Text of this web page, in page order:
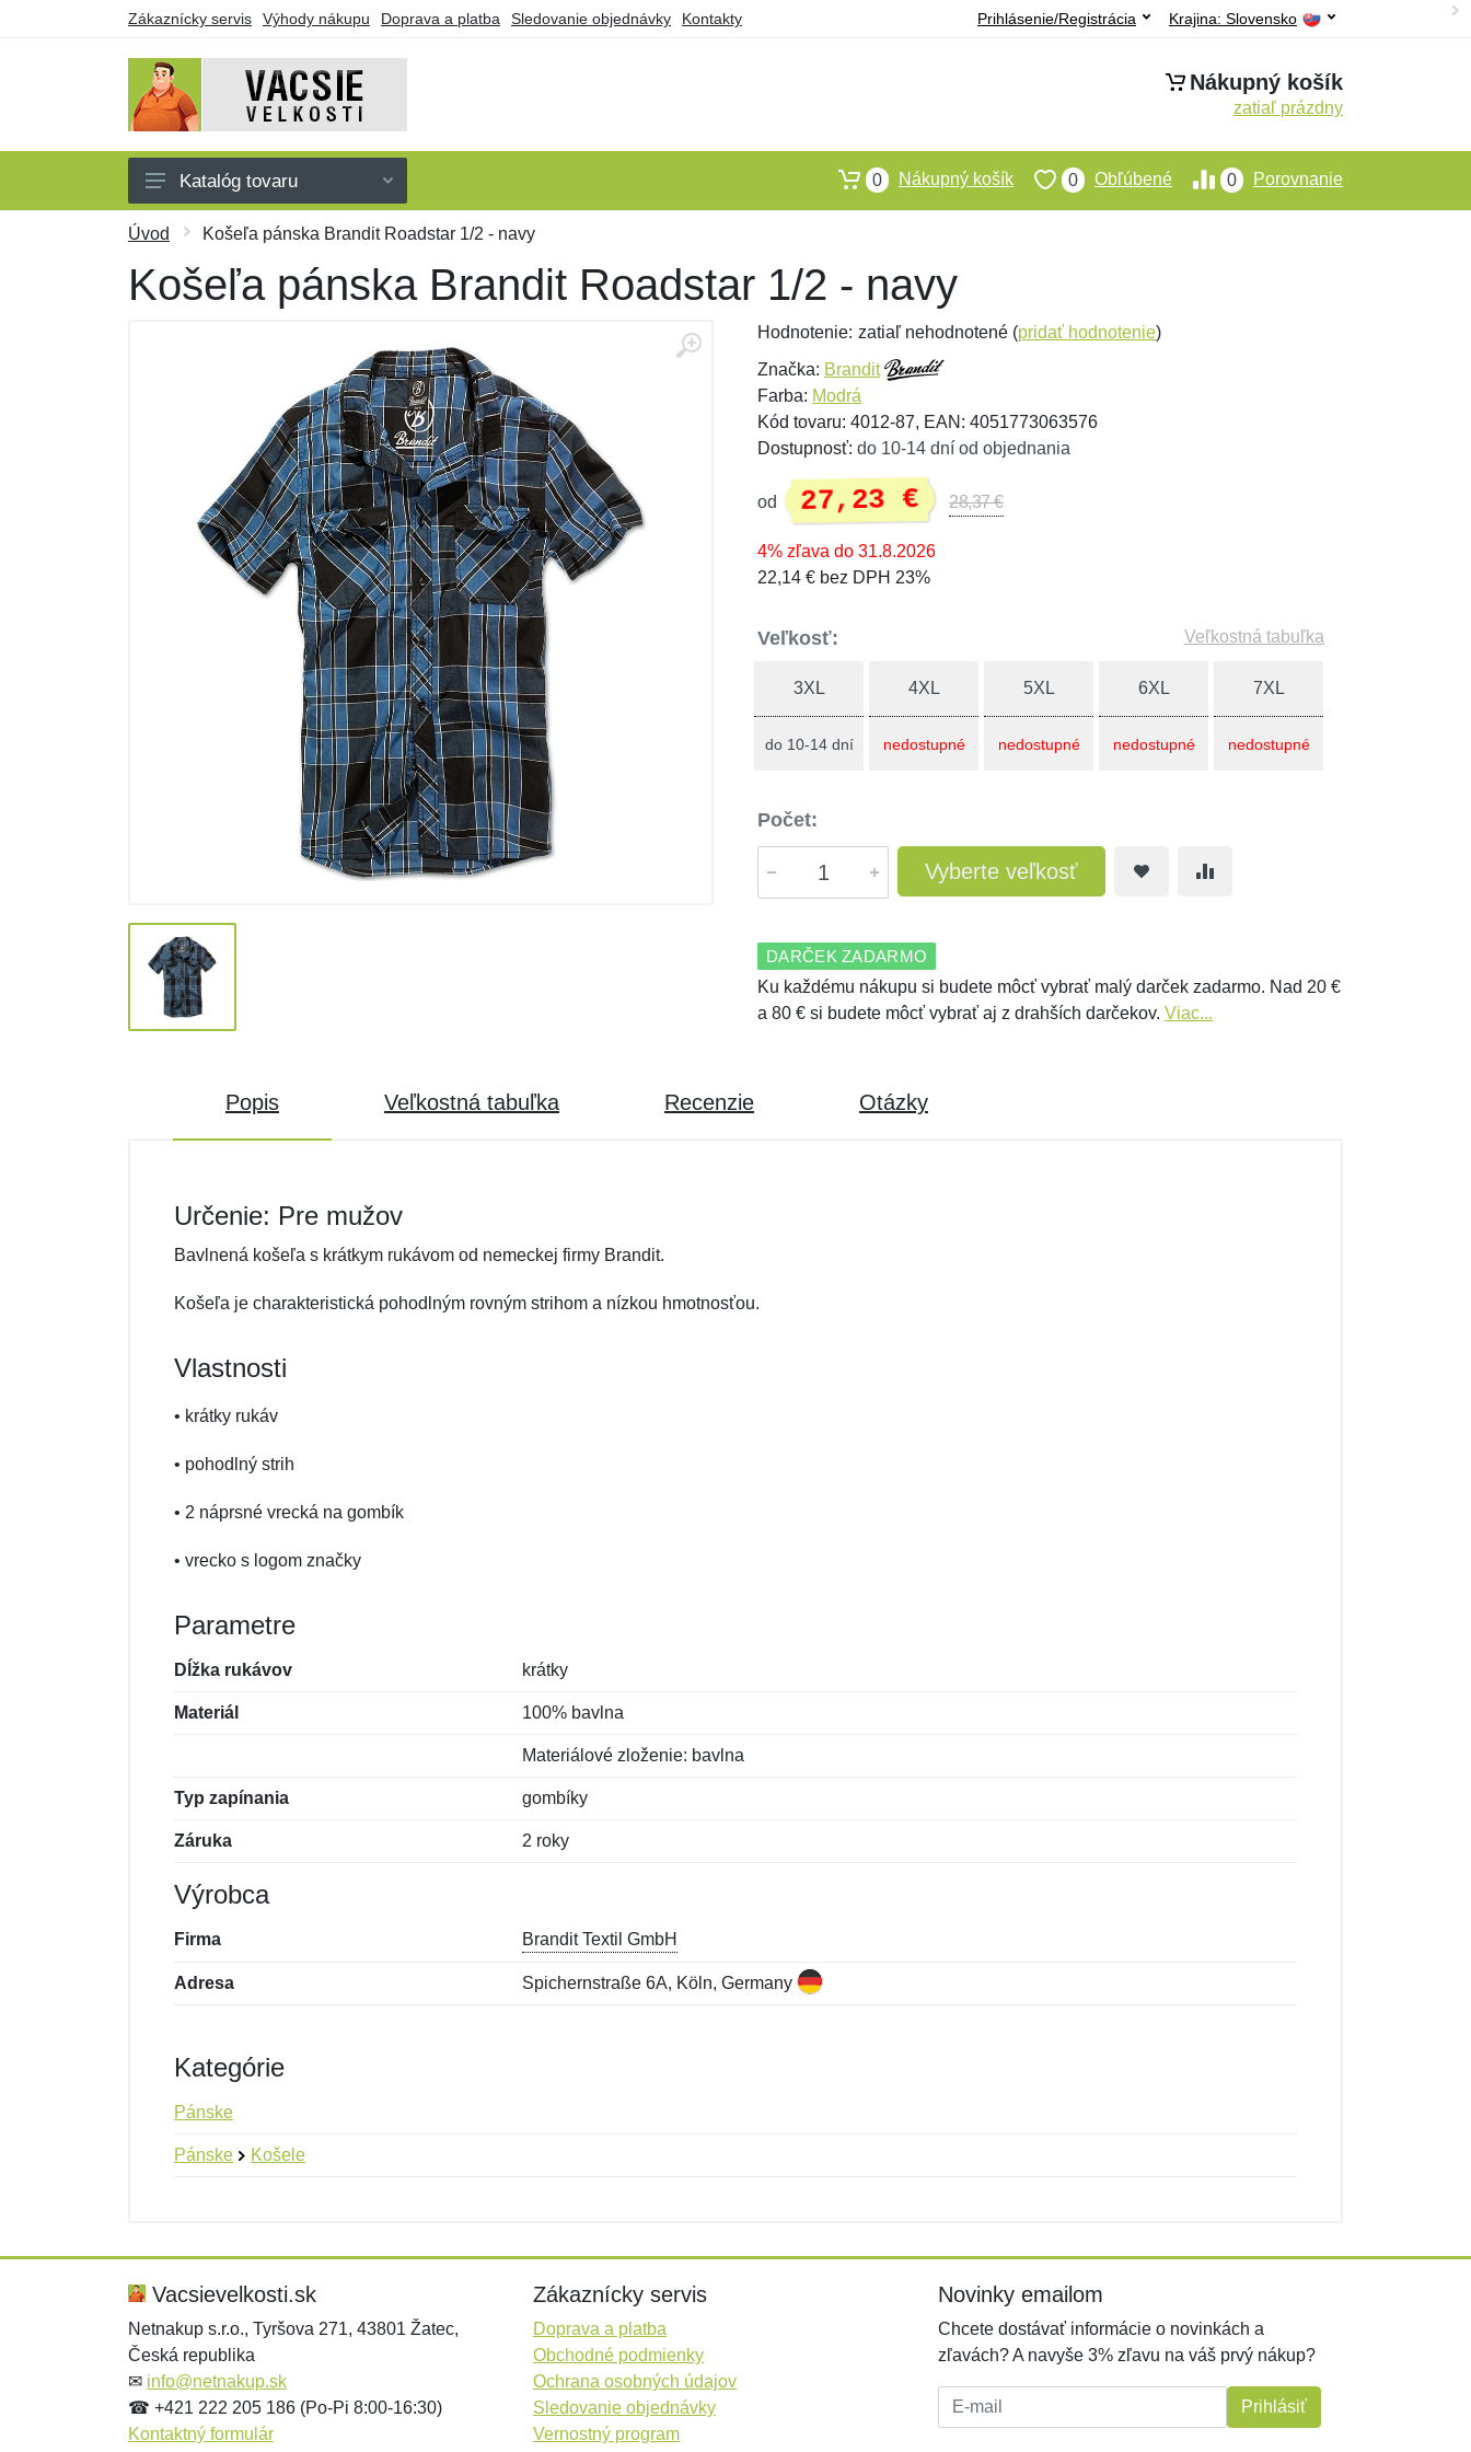
Zákaznícky servis Výhody nákupu Doprava a platba Sledovanie objednávky Kontakty Krajina: Slovensko
Prihlásenie/Registrácia
Nákupný košík
zatiaľ prázdny
Pánske
Dámske
Darčekové poukazy
Katalóg tovaru 0 Porovnanie
0 Obľúbené
0 Nákupný košík
Úvod Košeľa pánska Brandit Roadstar 1/2 - navy
Košeľa pánska Brandit Roadstar 1/2 - navy
Hodnotenie: zatiaľ nehodnotené (pridať hodnotenie)
Značka: Brandit
Farba: Modrá
Kód tovaru: 4012-87, EAN: 4051773063576
Dostupnosť: do 10-14 dní od objednania
od 27,23 € 28,37 €
4% zľava do 31.8.2026
22,14 € bez DPH 23%
Veľkosť: Veľkostná tabuľka
3XL
do 10-14 dní
4XL
nedostupné
5XL
nedostupné
6XL
nedostupné
7XL
nedostupné
Počet:
Vyberte veľkosť
DARČEK ZADARMO
Ku každému nákupu si budete môcť vybrať malý darček zadarmo. Nad 20 €
a 80 € si budete môcť vybrať aj z drahších darčekov. Viac...
Popis Veľkostná tabuľka Recenzie Otázky
Určenie: Pre mužov
Bavlnená košeľa s krátkym rukávom od nemeckej firmy Brandit.
Košeľa je charakteristická pohodlným rovným strihom a nízkou hmotnosťou.
Vlastnosti
• krátky rukáv
• pohodlný strih
• 2 náprsné vrecká na gombík
• vrecko s logom značky
Parametre
Dĺžka rukávov krátky
Materiál 100% bavlna
Materiálové zloženie: bavlna
Typ zapínania gombíky
Záruka 2 roky
Výrobca
Firma Brandit Textil GmbH
Adresa Spichernstraße 6A, Köln, Germany
Kategórie
Pánske
Pánske Košele
Správa*
Správa*
Vacsievelkosti.sk
Netnakup s.r.o., Tyršova 271, 43801 Žatec,
Česká republika
✉ info@netnakup.sk
☎ +421 222 205 186 (Po-Pi 8:00-16:30)
Kontaktný formulár
Zákaznícky servis
Doprava a platba
Obchodné podmienky
Ochrana osobných údajov
Sledovanie objednávky
Vernostný program
Novinky emailom
Chcete dostávať informácie o novinkách a
zľavách? A navyše 3% zľavu na váš prvý nákup?
E-mail: Prihlásiť